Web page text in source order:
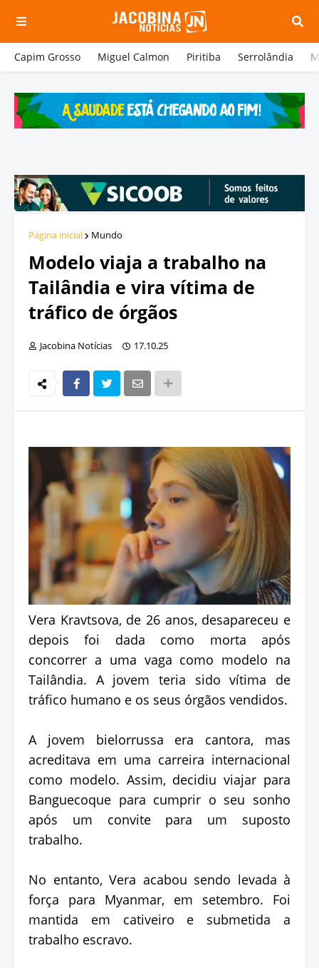
Capim Grosso Miguel Calmon Piritiba Serrolândia
Página inicial Mundo
Modelo viaja a trabalho na
Tailândia e vira vítima de
tráfico de órgãos
Jacobina Notícias 17.10.25
Vera Kravtsova, de 26 anos, desapareceu e
depois foi dada como morta após
concorrer a uma vaga como modelo na
Tailândia. A jovem teria sido vítima de
tráfico humano e os seus órgãos vendidos.
A jovem bielorrussa era cantora, mas
acreditava em uma carreira internacional
como modelo. Assim, decidiu viajar para
Banguecoque para cumprir o seu sonho
após um convite para um suposto
trabalho.
No entanto, Vera acabou sendo levada à
força para Myanmar, em setembro. Foi
mantida em cativeiro e submetida a
trabalho escravo.